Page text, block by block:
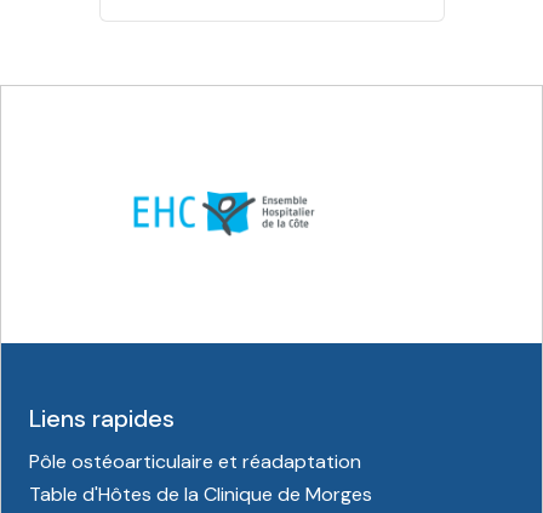
Liens rapides
Pôle ostéoarticulaire et réadaptation
Table d'Hôtes de la Clinique de Morges